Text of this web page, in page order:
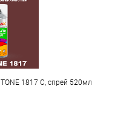
1817 C, спрей 520мл